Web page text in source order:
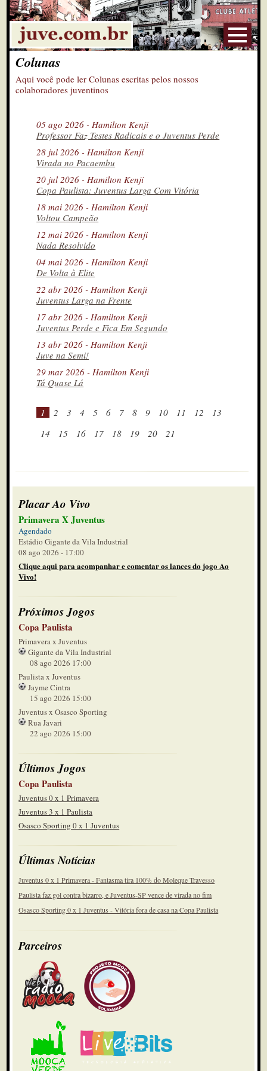
Colunas
Aqui você pode ler Colunas escritas pelos nossos
colaboradores juventinos
05 ago 2026 - Hamilton Kenji
Professor Faz Testes Radicais e o Juventus Perde
28 jul 2026 - Hamilton Kenji
Virada no Pacaembu
20 jul 2026 - Hamilton Kenji
Copa Paulista: Juventus Larga Com Vitória
18 mai 2026 - Hamilton Kenji
Voltou Campeão
12 mai 2026 - Hamilton Kenji
Nada Resolvido
04 mai 2026 - Hamilton Kenji
De Volta à Elite
22 abr 2026 - Hamilton Kenji
Juventus Larga na Frente
17 abr 2026 - Hamilton Kenji
Juventus Perde e Fica Em Segundo
13 abr 2026 - Hamilton Kenji
Juve na Semi!
29 mar 2026 - Hamilton Kenji
Tá Quase Lá
1 2 3 4 5 6 7 8 9 10 11 12
13
14
15 16 17 18 19 20 21
Placar Ao Vivo
Primavera X Juventus
Agendado
Estádio Gigante da Vila Industrial
08 ago 2026 - 17:00
Clique aqui para acompanhar e comentar os lances do jogo Ao
Vivo!
Próximos Jogos
Copa Paulista
Primavera x Juventus
Gigante da Vila Industrial
08 ago 2026 17:00
Paulista x Juventus
Jayme Cintra
15 ago 2026 15:00
Juventus x Osasco Sporting
Rua Javari
22 ago 2026 15:00
Últimos Jogos
Copa Paulista
Juventus 0 x 1 Primavera
Juventus 3 x 1 Paulista
Osasco Sporting 0 x 1 Juventus
Últimas Notícias
Juventus 0 x 1 Primavera - Fantasma tira 100% do Moleque Travesso
Paulista faz gol contra bizarro, e Juventus-SP vence de virada no fim
Osasco Sporting 0 x 1 Juventus - Vitória fora de casa na Copa Paulista
Parceiros